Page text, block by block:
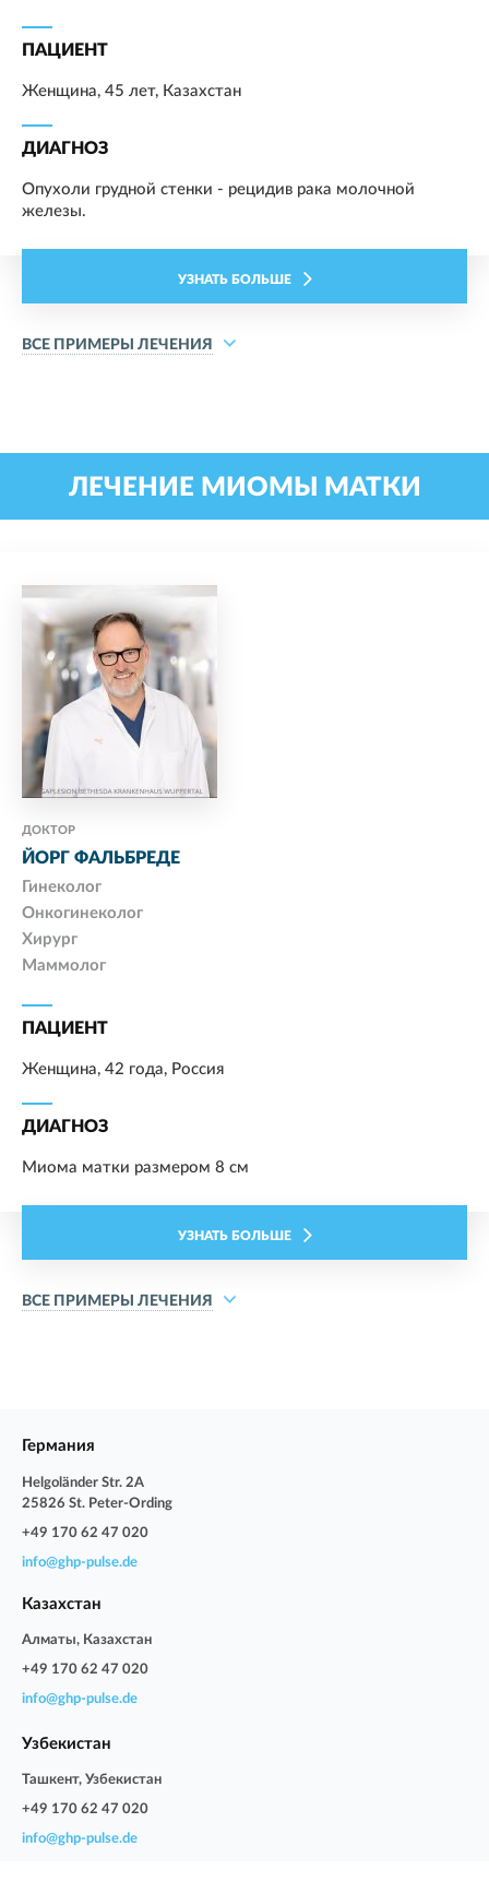
ПАЦИЕНТ
Женщина, 45 лет, Казахстан
ДИАГНОЗ
Опухоли грудной стенки - рецидив рака молочной
железы.
УЗНАТЬ БОЛЬШЕ
ВСЕ ПРИМЕРЫ ЛЕЧЕНИЯ
ЛЕЧЕНИЕ МИОМЫ МАТКИ
ДОКТОР
ЙОРГ ФАЛЬБРЕДЕ
Гинеколог
Онкогинеколог
Хирург
Маммолог
ПАЦИЕНТ
Женщина, 42 года, Россия
ДИАГНОЗ
Миома матки размером 8 см
УЗНАТЬ БОЛЬШЕ
ВСЕ ПРИМЕРЫ ЛЕЧЕНИЯ
Германия
Helgoländer Str. 2A
25826 St. Peter-Ording
+49 170 62 47 020
info@ghp-pulse.de
Казахстан
Алматы, Казахстан
+49 170 62 47 020
info@ghp-pulse.de
Узбекистан
Ташкент, Узбекистан
+49 170 62 47 020
info@ghp-pulse.de